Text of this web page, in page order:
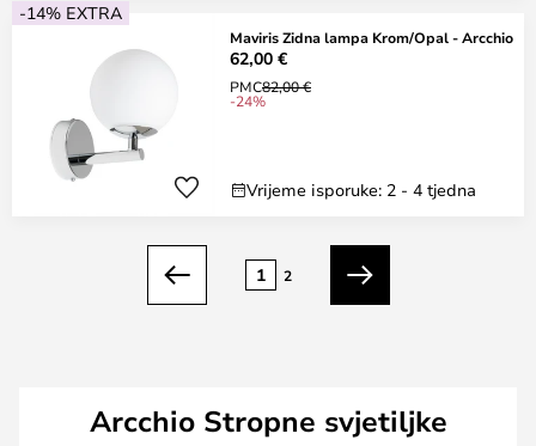
-14% EXTRA
Maviris Zidna lampa Krom/Opal - Arcchio
62,00 €
PMC82,00 €
-24%
Vrijeme isporuke: 2 - 4 tjedna
Prethodno
1 2
Sljedeći
Arcchio Stropne svjetiljke